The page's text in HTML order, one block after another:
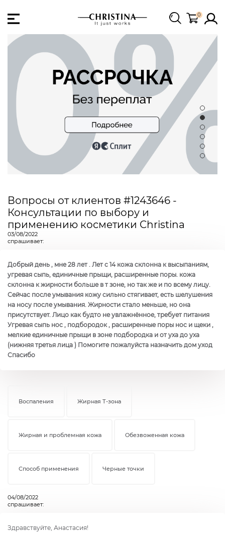
0
Вопросы от клиентов #1243646 -
Консультации по выбору и
применению косметики Christina
03/08/2022
спрашивает:
Добрый день , мне 28 лет . Лет с 14 кожа склонна к высыпаниям,
угревая сыпь, единичные прыщи, расширенные поры. кожа
склонна к жирности больше в т зоне, но так же и по всему лицу.
Сейчас после умывания кожу сильно стягивает, есть шелушения
на носу после умывания. Жирности стало меньше, но она
присутствует. Лицо как будто не увлажнённое, требует питания
Угревая сыпь нос , подбородок , расширенные поры нос и щеки ,
мелкие единичные прыщи в зоне подбородка и от уха до уха
(нижняя третья лица ) Помогите пожалуйста назначить дом уход
Спасибо
Воспаления Жирная Т-зона
Жирная и проблемная кожа Обезвоженная кожа
Способ применения Черные точки
04/08/2022
спрашивает:
Здравствуйте, Анастасия!